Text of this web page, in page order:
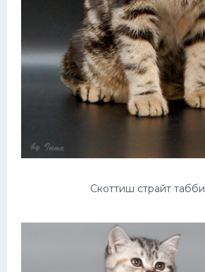
Скоттиш страйт табби